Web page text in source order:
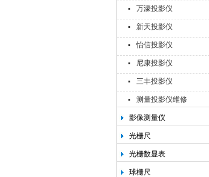
万濠投影仪
新天投影仪
怡信投影仪
尼康投影仪
三丰投影仪
测量投影仪维修
影像测量仪
光栅尺
光栅数显表
球栅尺